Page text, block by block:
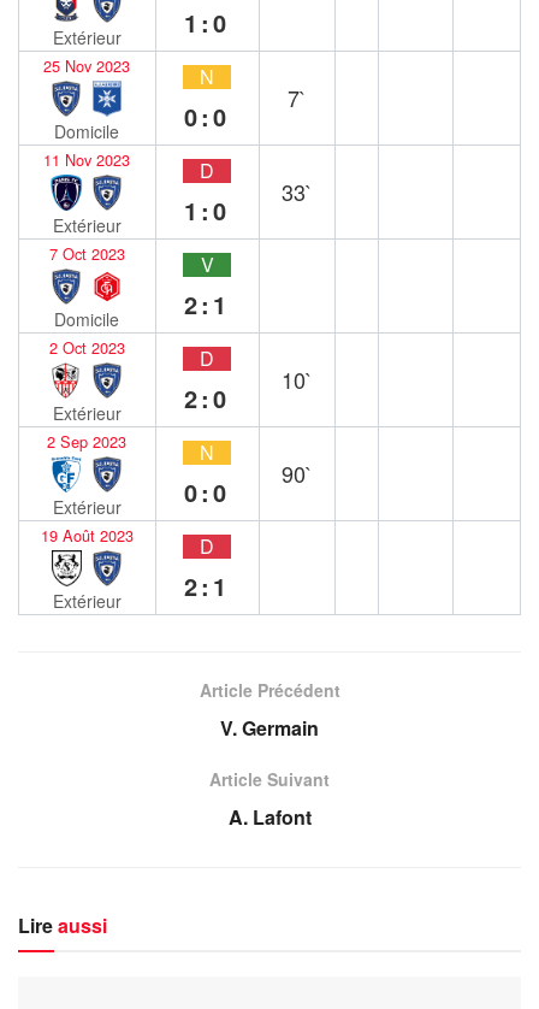
Extérieur 1:0
25 Nov 2023
Domicile
N
0:0
7`
11 Nov 2023
Extérieur
D
1:0
33`
7 Oct 2023
Domicile
V
2:1
2 Oct 2023
Extérieur
D
2:0
10`
2 Sep 2023
Extérieur
N
0:0
90`
19 Août 2023
Extérieur
D
2:1
Article Précédent
V. Germain
Article Suivant
A. Lafont
Lireaussi